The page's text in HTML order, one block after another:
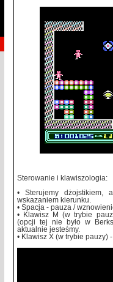
Sterowanie i klawiszologia:
• Sterujemy dżojstikiem,
wskazaniem kierunku.
• Spacja - pauza /
• Klawisz M (w trybie
(opcji tej nie było w
aktualnie jesteśmy.
• Klawisz X (w trybie pauzy)